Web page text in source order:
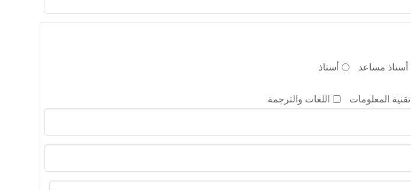
أستاذ مساعد
أستاذ
تقنية المعلومات
اللغات والترجمة